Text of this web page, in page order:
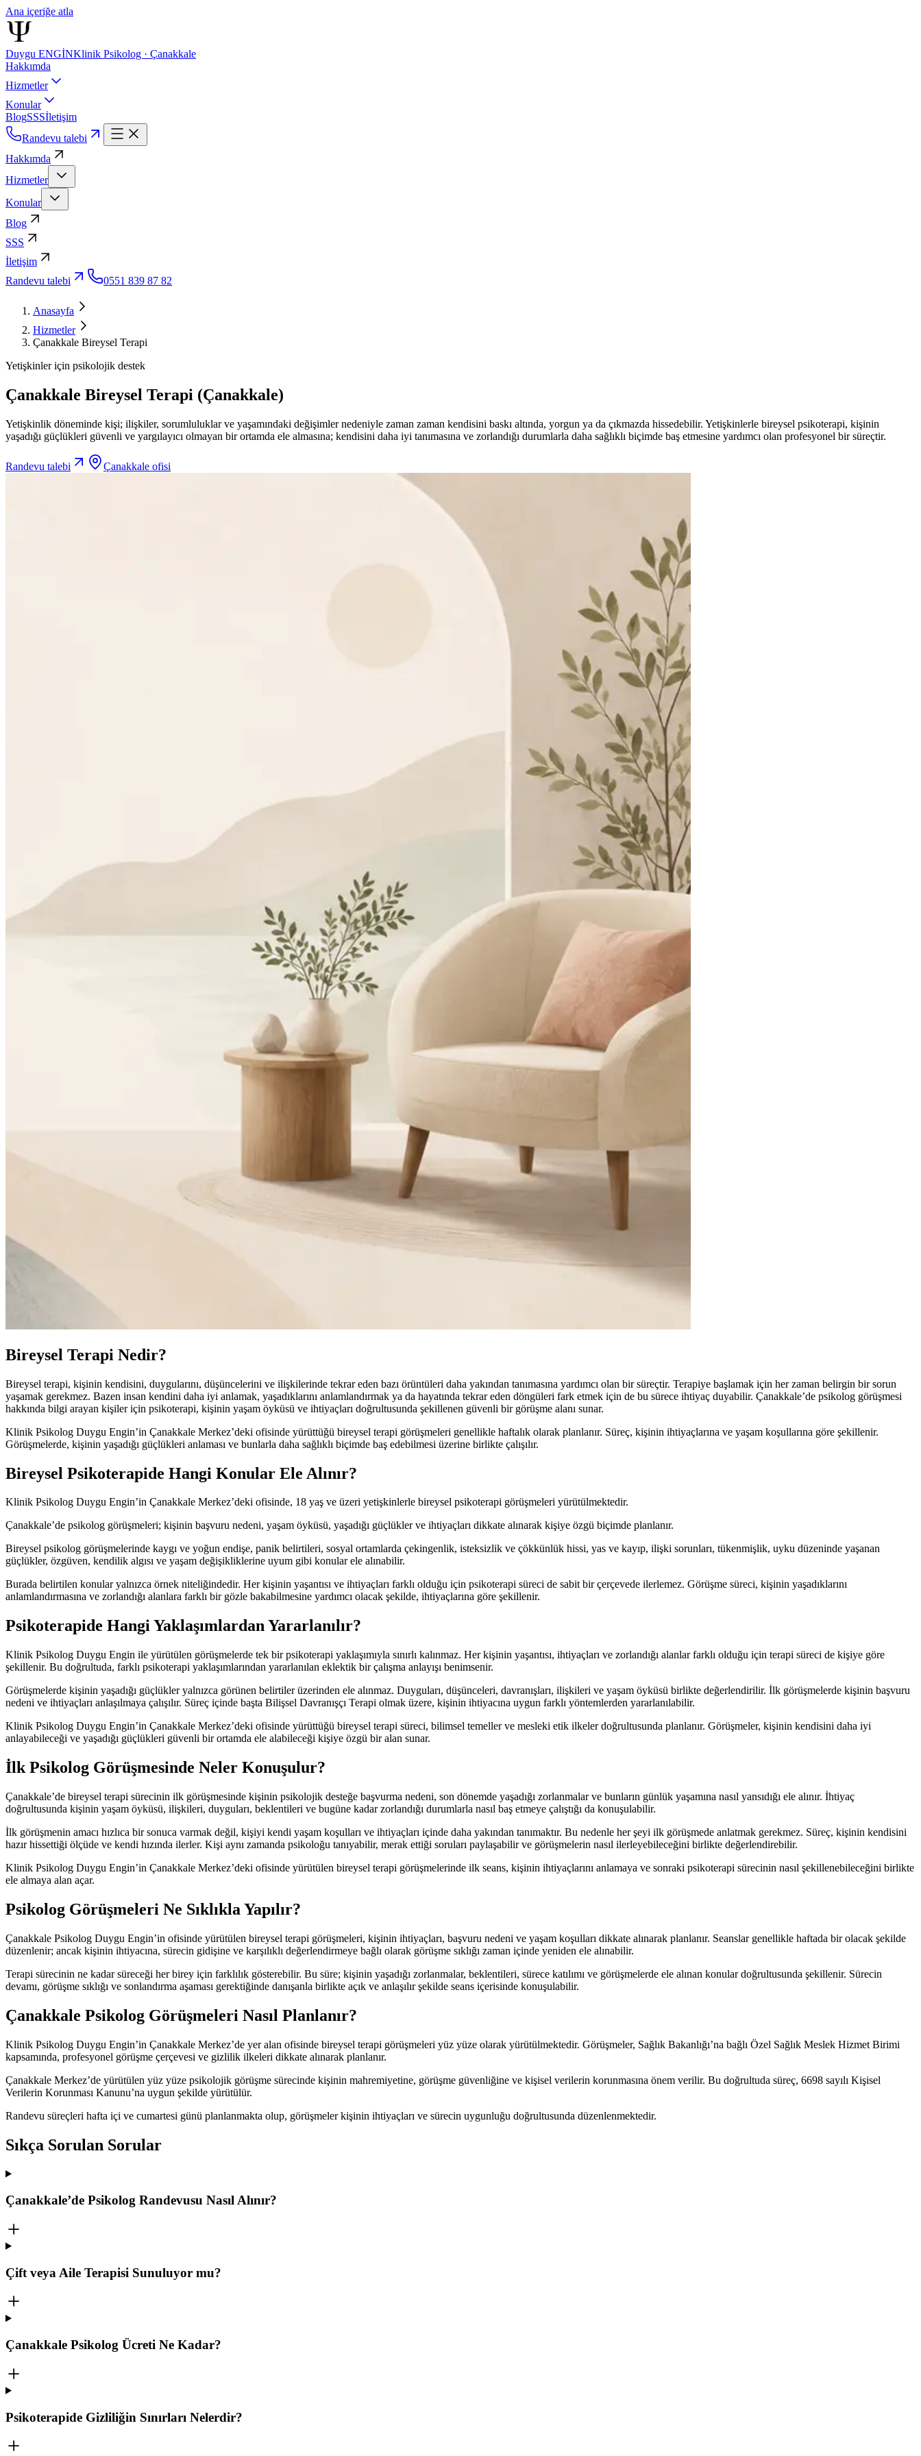
Ana içeriğe atla
Duygu ENGİNKlinik Psikolog · Çanakkale
Hakkımda
Hizmetler
Konular
BlogSSSİletişim
Randevu talebi
Hakkımda
Hizmetler
Konular
Blog
SSS
İletişim
Randevu talebi
0551 839 87 82
Anasayfa
Hizmetler
Çanakkale Bireysel Terapi
Yetişkinler için psikolojik destek
Çanakkale Bireysel Terapi (Çanakkale)
Yetişkinlik döneminde kişi; ilişkiler, sorumluluklar ve yaşamındaki değişimler nedeniyle zaman zaman kendisini baskı altında, yorgun ya da çıkmazda hissedebilir. Yetişkinlerle bireysel psikoterapi, kişinin
yaşadığı güçlükleri güvenli ve yargılayıcı olmayan bir ortamda ele almasına; kendisini daha iyi tanımasına ve zorlandığı durumlarla daha sağlıklı biçimde baş etmesine yardımcı olan profesyonel bir süreçtir.
Randevu talebi Çanakkale ofisi
Bireysel Terapi Nedir?
Bireysel terapi, kişinin kendisini, duygularını, düşüncelerini ve ilişkilerinde tekrar eden bazı örüntüleri daha yakından tanımasına yardımcı olan bir süreçtir. Terapiye başlamak için her zaman belirgin bir sorun
yaşamak gerekmez. Bazen insan kendini daha iyi anlamak, yaşadıklarını anlamlandırmak ya da hayatında tekrar eden döngüleri fark etmek için de bu sürece ihtiyaç duyabilir. Çanakkale’de psikolog görüşmesi
hakkında bilgi arayan kişiler için psikoterapi, kişinin yaşam öyküsü ve ihtiyaçları doğrultusunda şekillenen güvenli bir görüşme alanı sunar.
Klinik Psikolog Duygu Engin’in Çanakkale Merkez’deki ofisinde yürüttüğü bireysel terapi görüşmeleri genellikle haftalık olarak planlanır. Süreç, kişinin ihtiyaçlarına ve yaşam koşullarına göre şekillenir.
Görüşmelerde, kişinin yaşadığı güçlükleri anlaması ve bunlarla daha sağlıklı biçimde baş edebilmesi üzerine birlikte çalışılır.
Bireysel Psikoterapide Hangi Konular Ele Alınır?
Klinik Psikolog Duygu Engin’in Çanakkale Merkez’deki ofisinde, 18 yaş ve üzeri yetişkinlerle bireysel psikoterapi görüşmeleri yürütülmektedir.
Çanakkale’de psikolog görüşmeleri; kişinin başvuru nedeni, yaşam öyküsü, yaşadığı güçlükler ve ihtiyaçları dikkate alınarak kişiye özgü biçimde planlanır.
Bireysel psikolog görüşmelerinde kaygı ve yoğun endişe, panik belirtileri, sosyal ortamlarda çekingenlik, isteksizlik ve çökkünlük hissi, yas ve kayıp, ilişki sorunları, tükenmişlik, uyku düzeninde yaşanan
güçlükler, özgüven, kendilik algısı ve yaşam değişikliklerine uyum gibi konular ele alınabilir.
Burada belirtilen konular yalnızca örnek niteliğindedir. Her kişinin yaşantısı ve ihtiyaçları farklı olduğu için psikoterapi süreci de sabit bir çerçevede ilerlemez. Görüşme süreci, kişinin yaşadıklarını
anlamlandırmasına ve zorlandığı alanlara farklı bir gözle bakabilmesine yardımcı olacak şekilde, ihtiyaçlarına göre şekillenir.
Psikoterapide Hangi Yaklaşımlardan Yararlanılır?
Klinik Psikolog Duygu Engin ile yürütülen görüşmelerde tek bir psikoterapi yaklaşımıyla sınırlı kalınmaz. Her kişinin yaşantısı, ihtiyaçları ve zorlandığı alanlar farklı olduğu için terapi süreci de kişiye göre
şekillenir. Bu doğrultuda, farklı psikoterapi yaklaşımlarından yararlanılan eklektik bir çalışma anlayışı benimsenir.
Görüşmelerde kişinin yaşadığı güçlükler yalnızca görünen belirtiler üzerinden ele alınmaz. Duyguları, düşünceleri, davranışları, ilişkileri ve yaşam öyküsü birlikte değerlendirilir. İlk görüşmelerde kişinin başvuru
nedeni ve ihtiyaçları anlaşılmaya çalışılır. Süreç içinde başta Bilişsel Davranışçı Terapi olmak üzere, kişinin ihtiyacına uygun farklı yöntemlerden yararlanılabilir.
Klinik Psikolog Duygu Engin’in Çanakkale Merkez’deki ofisinde yürüttüğü bireysel terapi süreci, bilimsel temeller ve mesleki etik ilkeler doğrultusunda planlanır. Görüşmeler, kişinin kendisini daha iyi
anlayabileceği ve yaşadığı güçlükleri güvenli bir ortamda ele alabileceği kişiye özgü bir alan sunar.
İlk Psikolog Görüşmesinde Neler Konuşulur?
Çanakkale’de bireysel terapi sürecinin ilk görüşmesinde kişinin psikolojik desteğe başvurma nedeni, son dönemde yaşadığı zorlanmalar ve bunların günlük yaşamına nasıl yansıdığı ele alınır. İhtiyaç
doğrultusunda kişinin yaşam öyküsü, ilişkileri, duyguları, beklentileri ve bugüne kadar zorlandığı durumlarla nasıl baş etmeye çalıştığı da konuşulabilir.
İlk görüşmenin amacı hızlıca bir sonuca varmak değil, kişiyi kendi yaşam koşulları ve ihtiyaçları içinde daha yakından tanımaktır. Bu nedenle her şeyi ilk görüşmede anlatmak gerekmez. Süreç, kişinin kendisini
hazır hissettiği ölçüde ve kendi hızında ilerler. Kişi aynı zamanda psikoloğu tanıyabilir, merak ettiği soruları paylaşabilir ve görüşmelerin nasıl ilerleyebileceğini birlikte değerlendirebilir.
Klinik Psikolog Duygu Engin’in Çanakkale Merkez’deki ofisinde yürütülen bireysel terapi görüşmelerinde ilk seans, kişinin ihtiyaçlarını anlamaya ve sonraki psikoterapi sürecinin nasıl şekillenebileceğini birlikte
ele almaya alan açar.
Psikolog Görüşmeleri Ne Sıklıkla Yapılır?
Çanakkale Psikolog Duygu Engin’in ofisinde yürütülen bireysel terapi görüşmeleri, kişinin ihtiyaçları, başvuru nedeni ve yaşam koşulları dikkate alınarak planlanır. Seanslar genellikle haftada bir olacak şekilde
düzenlenir; ancak kişinin ihtiyacına, sürecin gidişine ve karşılıklı değerlendirmeye bağlı olarak görüşme sıklığı zaman içinde yeniden ele alınabilir.
Terapi sürecinin ne kadar süreceği her birey için farklılık gösterebilir. Bu süre; kişinin yaşadığı zorlanmalar, beklentileri, sürece katılımı ve görüşmelerde ele alınan konular doğrultusunda şekillenir. Sürecin
devamı, görüşme sıklığı ve sonlandırma aşaması gerektiğinde danışanla birlikte açık ve anlaşılır şekilde seans içerisinde konuşulabilir.
Çanakkale Psikolog Görüşmeleri Nasıl Planlanır?
Klinik Psikolog Duygu Engin’in Çanakkale Merkez’de yer alan ofisinde bireysel terapi görüşmeleri yüz yüze olarak yürütülmektedir. Görüşmeler, Sağlık Bakanlığı’na bağlı Özel Sağlık Meslek Hizmet Birimi
kapsamında, profesyonel görüşme çerçevesi ve gizlilik ilkeleri dikkate alınarak planlanır.
Çanakkale Merkez’de yürütülen yüz yüze psikolojik görüşme sürecinde kişinin mahremiyetine, görüşme güvenliğine ve kişisel verilerin korunmasına önem verilir. Bu doğrultuda süreç, 6698 sayılı Kişisel
Verilerin Korunması Kanunu’na uygun şekilde yürütülür.
Randevu süreçleri hafta içi ve cumartesi günü planlanmakta olup, görüşmeler kişinin ihtiyaçları ve sürecin uygunluğu doğrultusunda düzenlenmektedir.
Sıkça Sorulan Sorular
Çanakkale’de Psikolog Randevusu Nasıl Alınır?
Çift veya Aile Terapisi Sunuluyor mu?
Çanakkale Psikolog Ücreti Ne Kadar?
Psikoterapide Gizliliğin Sınırları Nelerdir?